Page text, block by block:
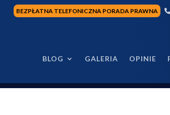
BEZPŁATNA TELEFONICZNA PORADA PRAWNA
BLOG GALERIA OPINIE